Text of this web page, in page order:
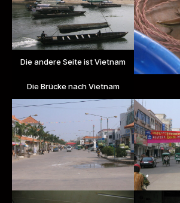
Die andere Seite ist Vietnam
Die Brücke nach Vietnam